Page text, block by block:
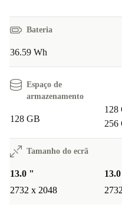
Bateria
36.59 Wh
Espaço de
armazenamento
128 GB
128
256
Tamanho do ecrã
13.0 "
2732 x 2048